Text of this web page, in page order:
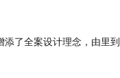
了全案设计理念，由里到